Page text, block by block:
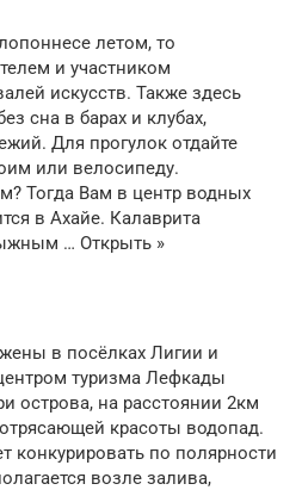
летом, то
и участником
искусств. Также здесь
сна в барах и клубах,
Для прогулок отдайте
или велосипеду.
Тогда Вам в центр водных
в Ахайе. Калаврита
… Открыть »
в посёлках Лигии и
туризма Лефкады
острова, на расстоянии 2км
красоты водопад.
конкурировать по полярности
возле залива,